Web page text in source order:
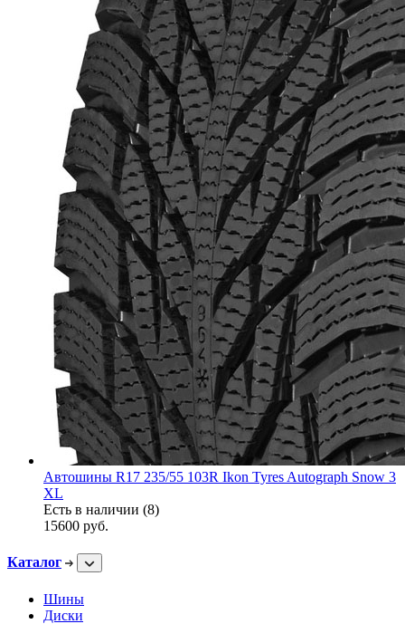
Автошины R17 235/55 103R Ikon Tyres Autograph Snow 3
XL
Есть в наличии (8)
15600 руб.
Каталог
Шины
Диски